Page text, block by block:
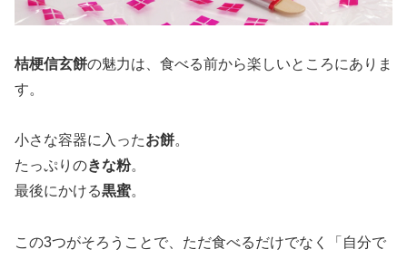
桔梗信玄餅の魅力は、食べる前から楽しいところにありま
す。
小さな容器に入ったお餅。
たっぷりのきな粉。
最後にかける黒蜜。
この3つがそろうことで、ただ食べるだけでなく「自分で